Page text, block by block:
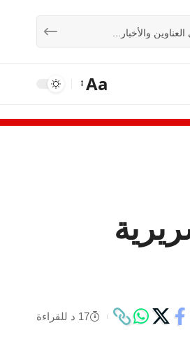
Aa
17 د للقراءة